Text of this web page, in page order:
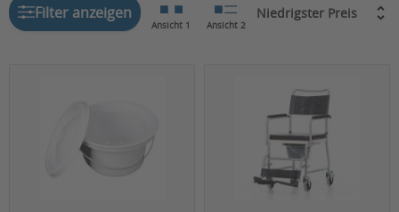
Filter anzeigen
Ansicht 1 Ansicht 2